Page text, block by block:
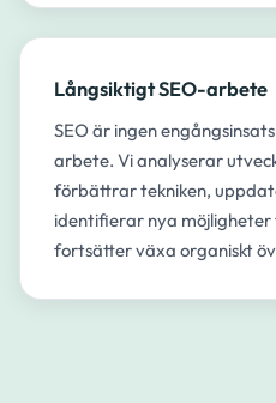
Långsiktigt SEO-arbete
SEO är ingen
arbete. Vi analyserar
förbättrar tekniken,
identifierar nya
fortsätter växa organiskt